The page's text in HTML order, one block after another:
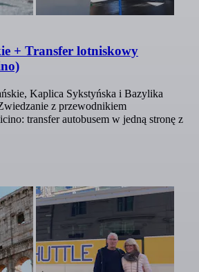
+ Transfer lotniskowy
Kaplica Sykstyńska i Bazylika
z przewodnikiem
transfer autobusem w jedną stronę z